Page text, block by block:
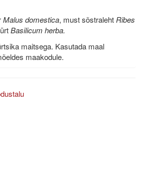
Malus domestica, must sõstraleht Ribes
Basilicum herba.
maitsega. Kasutada maal
maakodule.